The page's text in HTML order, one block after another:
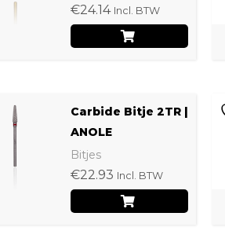
€24.14 Incl. BTW
Carbide Bitje 2TR |
ANOLE
Bitjes
€22.93 Incl. BTW